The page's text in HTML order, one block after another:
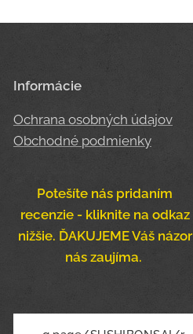
Informácie
Ochrana osobných údajov
Obchodné podmienky
Potešíte nás pridaním
recenzie - kliknite na odkaz
nižšie. ĎAKUJEME Váš názor
nás zaujíma.